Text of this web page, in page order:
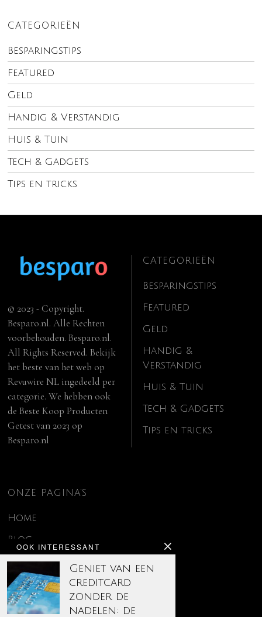
CATEGORIEËN
Besparingstips
Featured
Geld
Handig & Verstandig
Huis & Tuin
Tech & Gadgets
Tips en tricks
OOK INTERESSANT
Geniet van een
creditcard
zonder de
nadelen: de
© 2023 - Copyright.
Besparo.nl. Alle Rechten
voorbehouden. Besparo.nl.
All Rights Reserved. Bekijk
het beste van het web op
Revuwire NL ingedeeld per
categorie. We hebben ook
deBeste Koop Producten
Getest van 2023 op
Besparo.nl
CATEGORIEËN
Besparingstips
Featured
Geld
Handig &
Verstandig
Huis & Tuin
Tech & Gadgets
Tips en tricks
ONZE PAGINA’S
Home
Blog
Contact
Disclaimer
Over ons